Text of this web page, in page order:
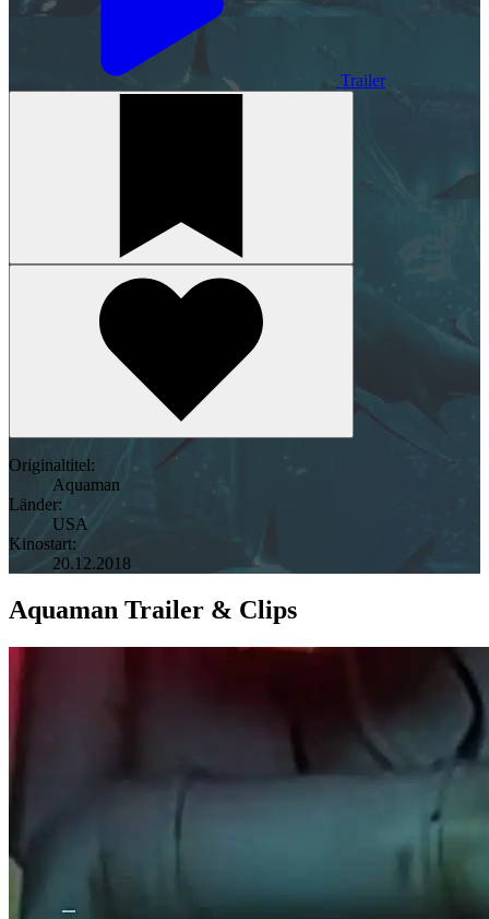
Trailer
Originaltitel:
Aquaman
Länder:
USA
Kinostart:
20.12.2018
Aquaman Trailer & Clips